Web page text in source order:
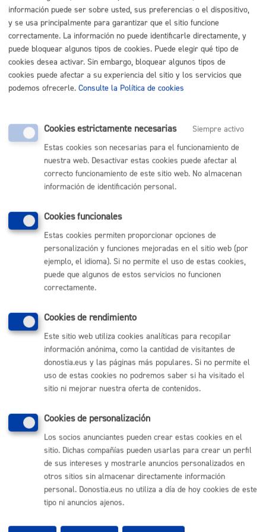
Listado completo de Trámites
Voy a realizar una obra
Obra pública municipal: proyectos y planes
* Online con
certificado electrónico
PRESENCIAL
TELÉFONO
MÁQUINA
Comunícate con el Ayuntamiento de Donostia / San
Sebastián
(gratuito desde Donostia / San Sebastián)
Buzón de la ciudadanía
Informar de un error en la web
Enlaces útiles
Ofertas de empleo
Mapas - GeoDonostia
Sala de prensa
Mapa web
Otras páginas web corporativas
Donostia Kirola
Donostia Turismo
información puede ser sobre usted, sus preferencias o el dispositivo,
y se usa principalmente para garantizar que el sitio funcione
correctamente. La información no puede identificarle directamente, y
puede bloquear algunos tipos de cookies. Puede elegir qué tipo de
cookies desea activar. Sin embargo, bloquear algunos tipos de
cookies puede afectar a su experiencia del sitio y los servicios que
podemos ofrecerle. Consulte la Política de cookies
Cookies estrictamente necesarias
Siempre activo
Estas cookies son necesarias para el funcionamiento de
nuestra web. Desactivar estas cookies puede afectar al
correcto funcionamiento de este sitio web. No almacenan
información de identificación personal.
Cookies funcionales
Estas cookies permiten proporcionar opciones de
personalización y funciones mejoradas en el sitio web (por
ejemplo, el idioma). Si no permite el uso de estas cookies,
puede que algunos de estos servicios no funcionen
correctamente.
Cookies de rendimiento
Este sitio web utiliza cookies analíticas para recopilar
información anónima, como la cantidad de visitantes de
donostia.eus y las páginas más populares. Si no permite el
uso de estas cookies no podremos saber si ha visitado el
sitio ni mejorar nuestra oferta de contenidos.
Cookies de personalización
Los socios anunciantes pueden crear estas cookies en el
sitio. Dichas compañías pueden usarlas para crear un perfil
de sus intereses y mostrarle anuncios personalizados en
otros sitios sin almacenar directamente información
personal. Donostia.eus no utiliza a día de hoy cookies de este
tipo ni anuncios ajenos.